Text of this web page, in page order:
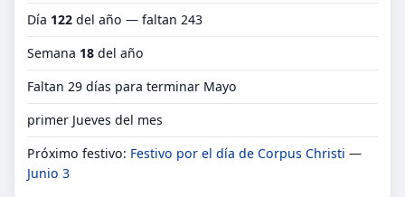
Día 122 del año — faltan 243
Semana 18 del año
Faltan 29 días para terminar Mayo
primer Jueves del mes
Próximo festivo: Festivo por el día de Corpus Christi —
Junio 3